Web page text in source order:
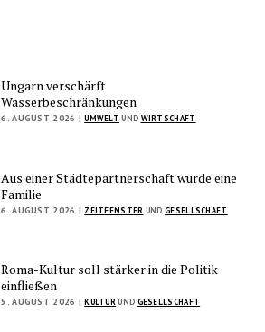
Ungarn verschärft
Wasserbeschränkungen
6. AUGUST 2026 | UMWELT UND WIRTSCHAFT
Aus einer Städtepartnerschaft wurde eine
Familie
6. AUGUST 2026 | ZEITFENSTER UNDGESELLSCHAFT
Roma-Kultur soll stärker in die Politik
einfließen
5. AUGUST 2026 | KULTURUND GESELLSCHAFT